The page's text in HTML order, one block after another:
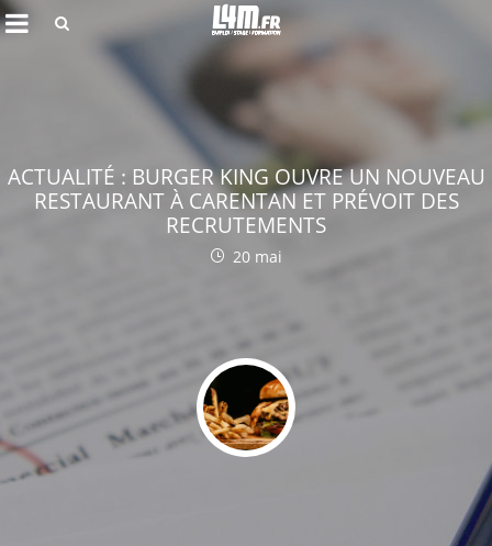
ACTUALITÉ : BURGER KING OUVRE UN NOUVEAU
RESTAURANT À CARENTAN ET PRÉVOIT DES
RECRUTEMENTS
20 mai